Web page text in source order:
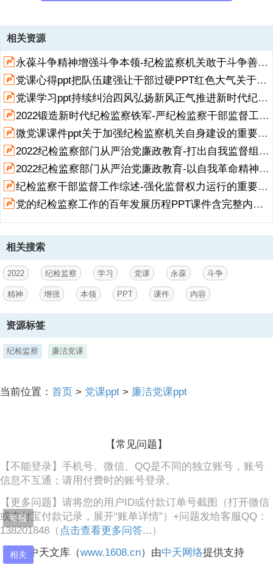
相关
举报
资源描述
1、纪检监察党课永葆斗争精神增强斗争本领, 2022年纪检监察机关学
习党课课件 ,汇报:中天文库 汇报时间:20XX,党的十九届六中全会审议通
过的中共中央关于党的百年奋斗重大成就和历史经验的决议指出，敢于
斗争、敢于胜利，是党和人民不可战胜的强大精神力量。党和人民取得
的一切成就，不是天上掉下来的，不是别人恩赐的，而是通过不断斗争
取得的。纪检监察机关的职责使命要求我们更应有斗争精神、斗争意
志、斗争本领，做到敢于斗争、善于斗争，坚决把反腐败斗争进行到
底，为以伟大自我革命引领伟大社会革命提供有力保障。,目
录/contents,敢于斗争是中国共产党的鲜明品格,敢于斗争是中国共产党
的鲜明品格,中国共产党是全心
2、全意为人民服务、不谋任何私利的政党，是敢于并善于领导人民不
屈不挠开展斗争的政党。党在内忧外患中诞生、在历经磨难中成长、在
攻坚克难中壮大，为了人民、国家、民族，为了理想信念，无论敌人如
何强大、道路如何艰险、挑战如何严峻，党总是绝不畏惧、绝不退缩，
不怕牺牲、百折不挠，团结带领人民从黑暗中找到光明，从绝路中找到
生路，从精神中找到力量。,敢于斗争是中国共产党的鲜明品格,中国革
命、建设、改革的一切成就，都是通过党和人民不怕流血牺牲的伟大斗
争取得的。建立中国共产党、成立中华人民共和国、实行改革开放、推
进新时代中国特色社会主义事业，都是在斗争中诞生、在斗争中发展、
在斗争中壮大的。我们党在长期抵御各种风险、驾
3、驭各种复杂局面的征程中积累了丰富斗争经验，形成了敢于斗争、
人的斗争是有方向、有立场、有原则的，大方向就是坚持中国共产党领
导和我国社会主义制度不动摇。凡是危害中国共产党领导和我国社会主
我国人民根本利益的各种风险挑战，凡是危害我国实现“两个一百年”奋
自我革命的实践形式，敢于善于斗争方能彻底自我革命；自我革命是敢
我们党最大优势。面对各个历史时期的风险考验，我们党始
展开阅读全文
相关资源
永葆斗争精神增强斗争本领-纪检监察机关敢于斗争善于斗争专题PPT课件成品ppt下载.pptx
党课心得ppt把队伍建强让干部过硬PPT红色大气关于加强纪检监察机关自身建设的重要论述党课.pptx
党课学习ppt持续纠治四风弘扬新风正气推进新时代纪检监察工作高质量发展PPT课件成品ppt下载.pptx
2022锻造新时代纪检监察铁军-严纪检监察干部监督工作综述纪检党课PPT课件成品ppt下载.pptx
微党课课件ppt关于加强纪检监察机关自身建设的重要论述-把队伍建强让干部过硬党课PPT课件成品ppt下载.pptx
2022纪检监察部门从严治党廉政教育-打出自我监督组合拳PPT课件成品ppt下载.pptx
2022纪检监察部门从严治党廉政教育-以自我革命精神正风肃纪反腐PPT课件成品ppt下载.pptx
纪检监察干部监督工作综述-强化监督权力运行的重要着力点PPT课件含完整内容.pptx
党的纪检监察工作的百年发展历程PPT课件含完整内容.pptx
相关搜索
2022 纪检监察 学习 党课 永葆 斗争
精神 增强 本领 PPT 课件 内容
资源标签
纪检监察 廉洁党课
当前位置： 首页 > 党课ppt > 廉洁党课ppt
【常见问题】
【不能登录】手机号、微信、QQ是不同的独立账号，账号
信息不互通；请用付费时的账号登录。
【更多问题】请将您的用户ID或付款订单号截图（打开微信
或支付宝付款记录，展开“账单详情”）+问题发给客服QQ：
138201848（ 点击查看更多问答... ）
中天文库（www.1608.cn）由中天网络提供支持